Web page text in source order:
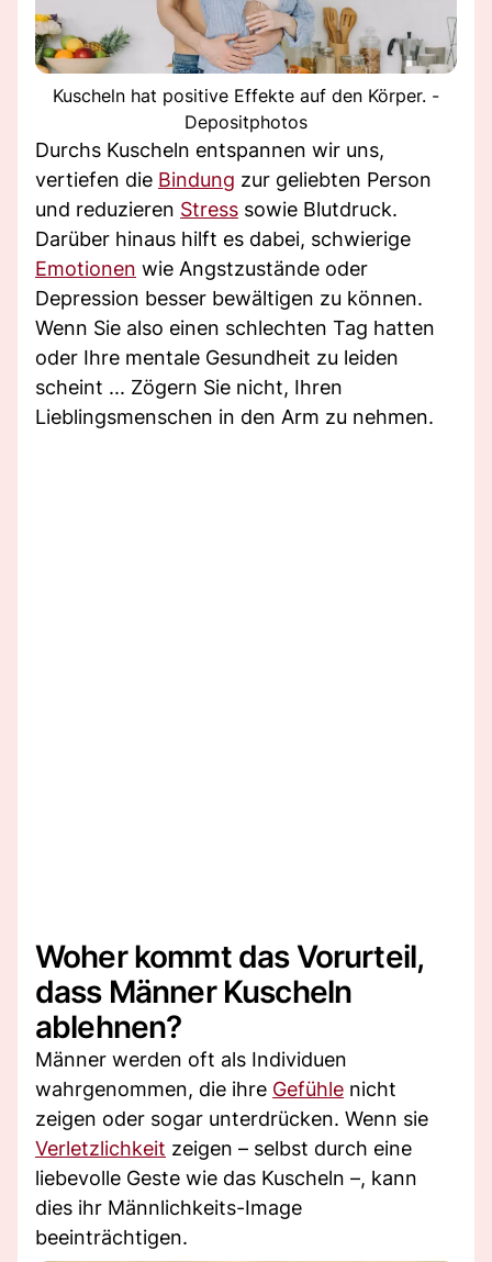
Kuscheln hat positive Effekte auf den Körper. -
Depositphotos
Durchs Kuscheln entspannen wir uns,
vertiefen die Bindung zur geliebten Person
und reduzieren Stress sowie Blutdruck.
Darüber hinaus hilft es dabei, schwierige
Emotionen wie Angstzustände oder
Depression besser bewältigen zu können.
Wenn Sie also einen schlechten Tag hatten
oder Ihre mentale Gesundheit zu leiden
scheint ... Zögern Sie nicht, Ihren
Lieblingsmenschen in den Arm zu nehmen.
Woher kommt das Vorurteil,
dass Männer Kuscheln
ablehnen?
Männer werden oft als Individuen
wahrgenommen, die ihre Gefühle nicht
zeigen oder sogar unterdrücken. Wenn sie
Verletzlichkeit zeigen – selbst durch eine
liebevolle Geste wie das Kuscheln –, kann
dies ihr Männlichkeits-Image
beeinträchtigen.